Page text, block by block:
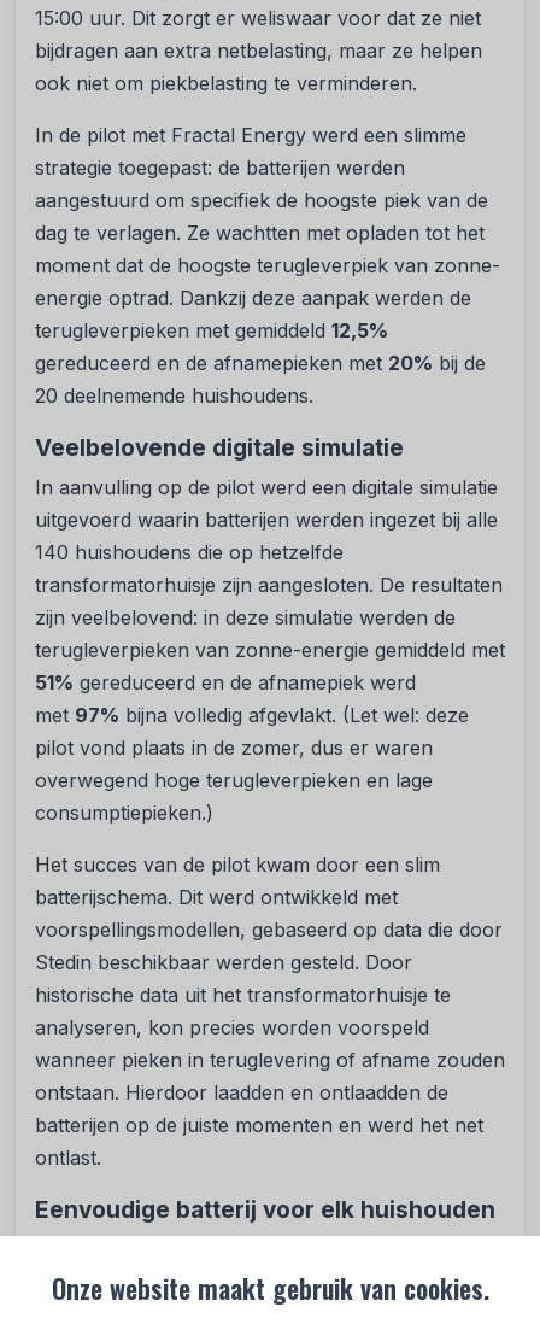
Onze website maakt gebruik van cookies.
15:00 uur. Dit zorgt er weliswaar voor dat ze niet
bijdragen aan extra netbelasting, maar ze helpen
ook niet om piekbelasting te verminderen.
In de pilot met Fractal Energy werd een slimme
strategie toegepast: de batterijen werden
aangestuurd om specifiek de hoogste piek van de
dag te verlagen. Ze wachtten met opladen tot het
moment dat de hoogste terugleverpiek van zonne-
energie optrad. Dankzij deze aanpak werden de
terugleverpieken met gemiddeld 12,5%
gereduceerd en de afnamepieken met 20% bij de
20 deelnemende huishoudens.
Veelbelovende digitale simulatie
In aanvulling op de pilot werd een digitale simulatie
uitgevoerd waarin batterijen werden ingezet bij alle
140 huishoudens die op hetzelfde
transformatorhuisje zijn aangesloten. De resultaten
zijn veelbelovend: in deze simulatie werden de
terugleverpieken van zonne-energie gemiddeld met
51% gereduceerd en de afnamepiek werd
met 97% bijna volledig afgevlakt. (Let wel: deze
pilot vond plaats in de zomer, dus er waren
overwegend hoge terugleverpieken en lage
consumptiepieken.)
Het succes van de pilot kwam door een slim
batterijschema. Dit werd ontwikkeld met
voorspellingsmodellen, gebaseerd op data die door
Stedin beschikbaar werden gesteld. Door
historische data uit het transformatorhuisje te
analyseren, kon precies worden voorspeld
wanneer pieken in teruglevering of afname zouden
ontstaan. Hierdoor laadden en ontlaadden de
batterijen op de juiste momenten en werd het net
ontlast.
Eenvoudige batterij voor elk huishouden
Fractal Energy gebruikt. Met een vermogen van